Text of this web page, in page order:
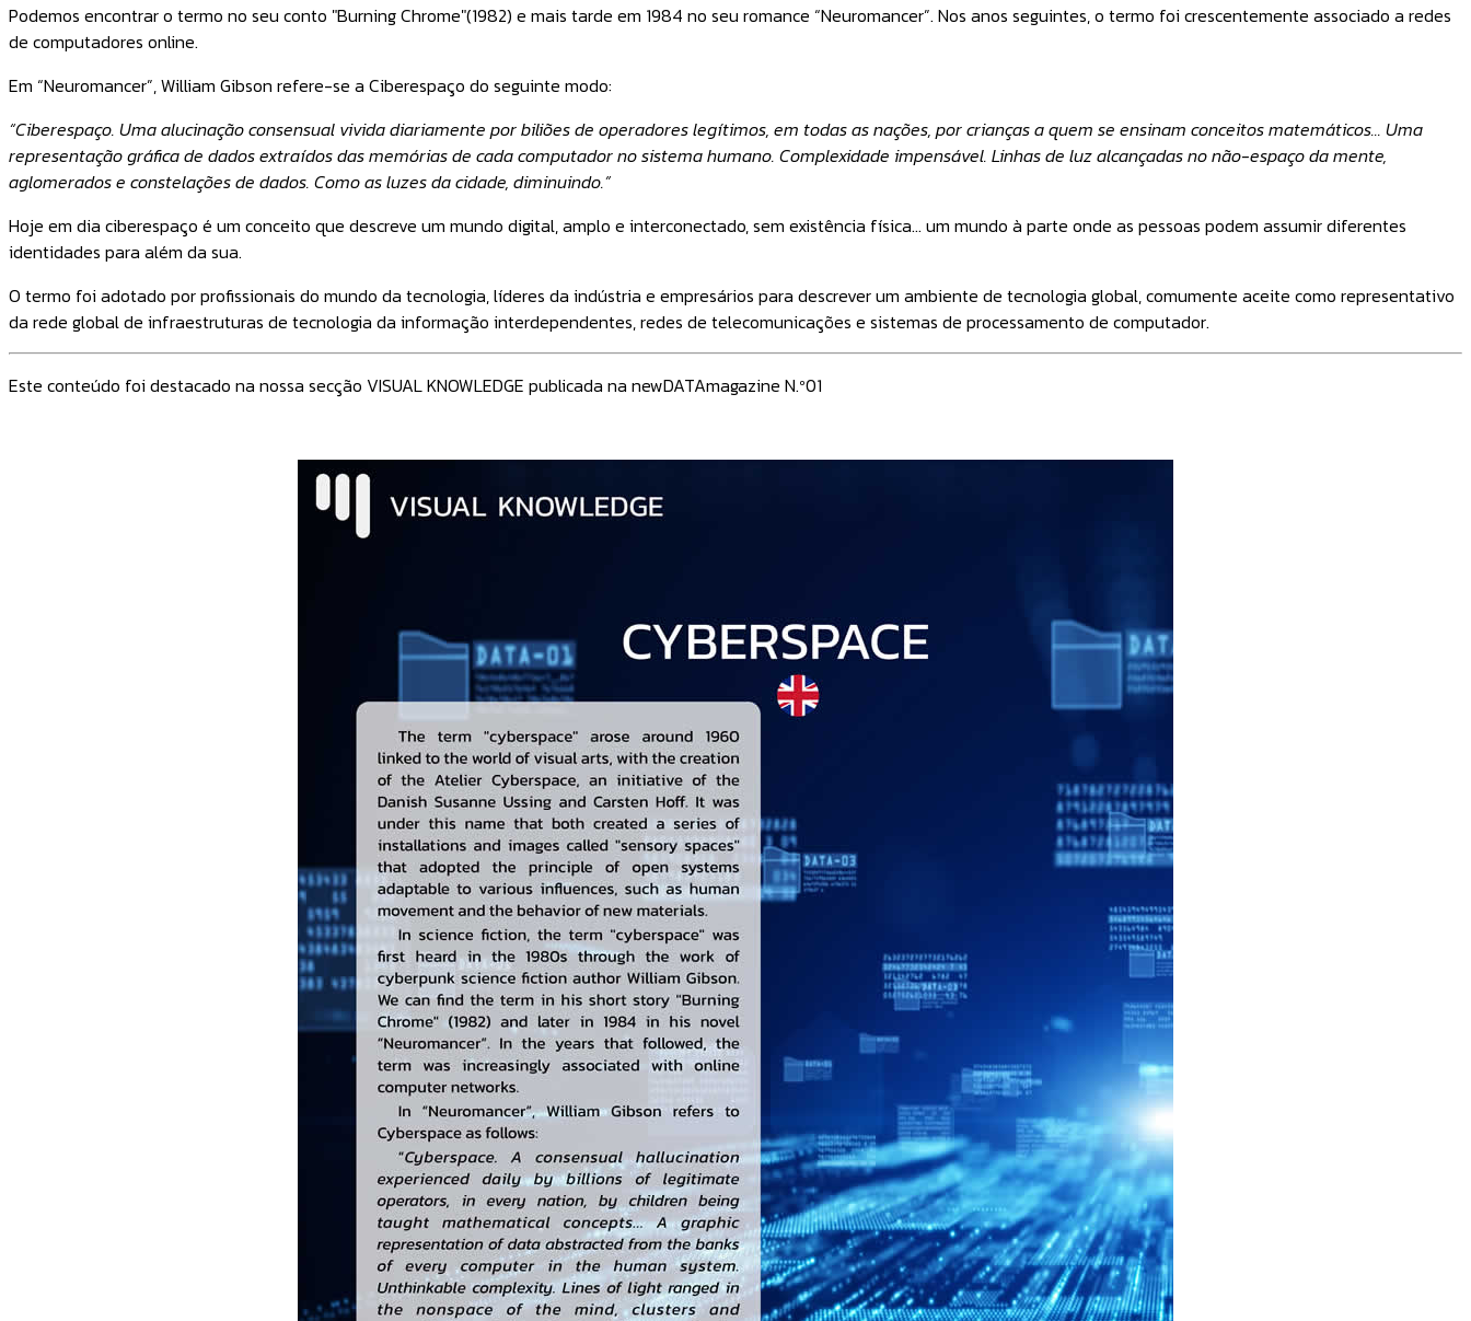
Podemos encontrar o termo no seu conto "Burning Chrome"(1982) e mais tarde em 1984 no seu romance “Neuromancer”. Nos anos seguintes, o termo foi crescentemente associado a redes
de computadores online.
Em “Neuromancer”, William Gibson refere-se a Ciberespaço do seguinte modo:
“Ciberespaço. Uma alucinação consensual vivida diariamente por biliões de operadores legítimos, em todas as nações, por crianças a quem se ensinam conceitos matemáticos... Uma
representação gráfica de dados extraídos das memórias de cada computador no sistema humano. Complexidade impensável. Linhas de luz alcançadas no não-espaço da mente,
aglomerados e constelações de dados. Como as luzes da cidade, diminuindo.”
Hoje em dia ciberespaço é um conceito que descreve um mundo digital, amplo e interconectado, sem existência física… um mundo à parte onde as pessoas podem assumir diferentes
identidades para além da sua.
O termo foi adotado por profissionais do mundo da tecnologia, líderes da indústria e empresários para descrever um ambiente de tecnologia global, comumente aceite como representativo
da rede global de infraestruturas de tecnologia da informação interdependentes, redes de telecomunicações e sistemas de processamento de computador.
Este conteúdo foi destacado na nossa secção VISUAL KNOWLEDGE publicada na newDATAmagazine N.º01